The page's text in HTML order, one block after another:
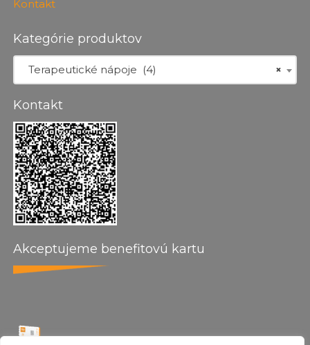
Kontakt
Kategórie produktov
×
Terapeutické nápoje (4)
Kontakt
Akceptujeme benefitovú kartu